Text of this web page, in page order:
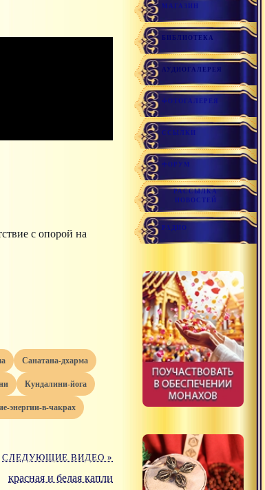
с опорой на
санатана-дхарма
кундалини-йога
энергии-в-чакрах
СЛЕДУЮЩИЕ ВИДЕО »
красная и белая капли
МАГАЗИН
БИБЛИОТЕКА
АУДИОГАЛЕРЕЯ
ФОТОГАЛЕРЕЯ
ССЫЛКИ
ФОРУМ
РАССЫЛКА
НОВОСТЕЙ
РАДИО